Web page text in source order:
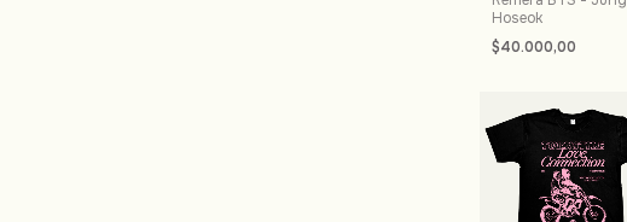
Hoseok
$40.000,00